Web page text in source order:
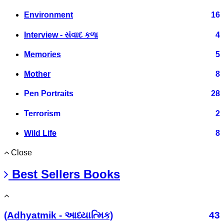
Environment 16
Interview - સંવાદ કળા 4
Memories 5
Mother 8
Pen Portraits 28
Terrorism 2
Wild Life 8
Close
Best Sellers Books
(Adhyatmik - આધ્યાત્મિક)
43